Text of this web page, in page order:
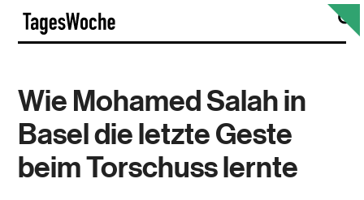
Skip
content
Wie Mohamed Salah in
Basel die letzte Geste
beim Torschuss lernte